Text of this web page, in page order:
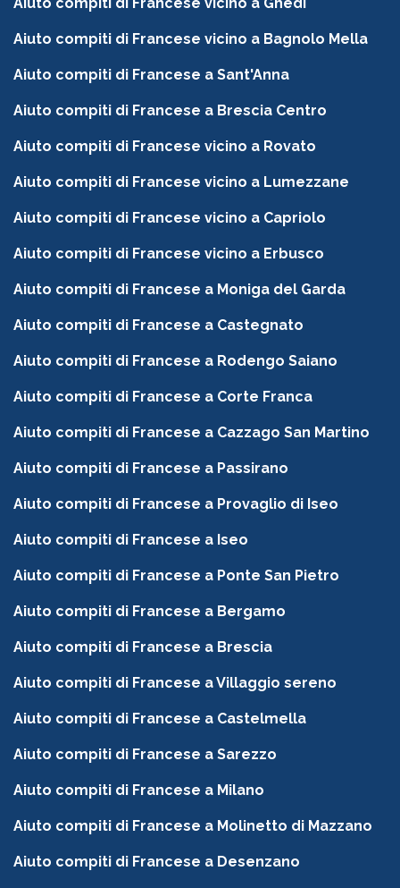
Aiuto compiti di Francese vicino a Bagnolo Mella
Aiuto compiti di Francese a Sant'Anna
Aiuto compiti di Francese a Brescia Centro
Aiuto compiti di Francese vicino a Rovato
Aiuto compiti di Francese vicino a Lumezzane
Aiuto compiti di Francese vicino a Capriolo
Aiuto compiti di Francese vicino a Erbusco
Aiuto compiti di Francese a Moniga del Garda
Aiuto compiti di Francese a Castegnato
Aiuto compiti di Francese a Rodengo Saiano
Aiuto compiti di Francese a Corte Franca
Aiuto compiti di Francese a Cazzago San Martino
Aiuto compiti di Francese a Passirano
Aiuto compiti di Francese a Provaglio di Iseo
Aiuto compiti di Francese a Iseo
Aiuto compiti di Francese a Ponte San Pietro
Aiuto compiti di Francese a Bergamo
Aiuto compiti di Francese a Brescia
Aiuto compiti di Francese a Villaggio sereno
Aiuto compiti di Francese a Castelmella
Aiuto compiti di Francese a Sarezzo
Aiuto compiti di Francese a Milano
Aiuto compiti di Francese a Molinetto di Mazzano
Aiuto compiti di Francese a Desenzano